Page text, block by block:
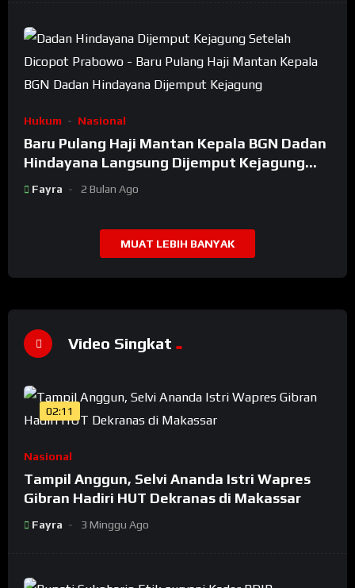
Hukum Nasional
Baru Pulang Haji Mantan Kepala BGN Dadan
Hindayana Langsung Dijemput Kejagung
Setelah Dicopot Prabowo
Fayra 2 Bulan Ago
MUAT LEBIH BANYAK
Video Singkat
02:11
Nasional
Tampil Anggun, Selvi Ananda Istri Wapres
Gibran Hadiri HUT Dekranas di Makassar
Fayra 3 Minggu Ago